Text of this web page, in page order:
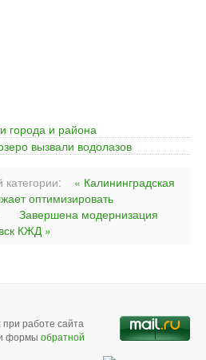
города и района
вызвали водолазов
« Калининградская
оптимизировать
Завершена модернизация
КЖД »
работе сайта
формы обратной